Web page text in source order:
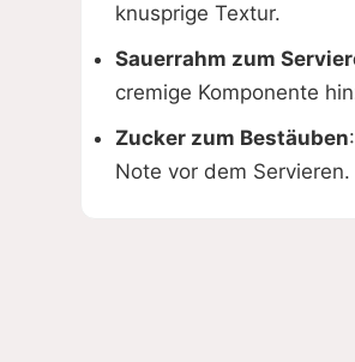
knusprige Textur.
Sauerrahm zum
cremige Komponente
Zucker zum Bestäuben
Note vor dem Servieren.